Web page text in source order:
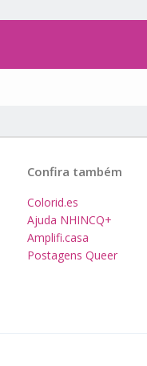
Confira também
Colorid.es
Ajuda NHINCQ+
Amplifi.casa
Postagens Queer